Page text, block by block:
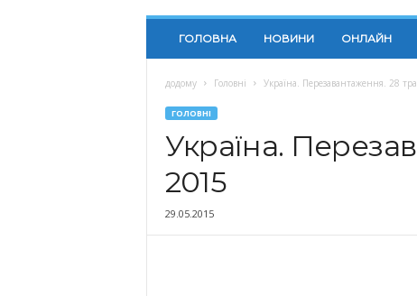
ГОЛОВНА НОВИНИ ОНЛАЙН
додому Головні Україна. Перезавантаження. 28
ГОЛОВНІ
Україна.
2015
29.05.2015